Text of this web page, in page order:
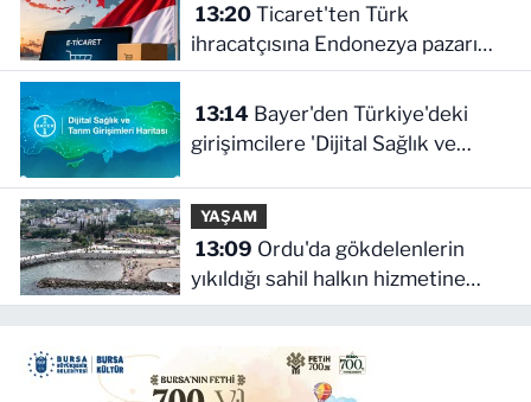
13:20Ticaret'ten Türk
ihracatçısına Endonezya pazarı
rehberi
13:14Bayer'den Türkiye'deki
girişimcilere 'Dijital Sağlık ve
YAŞAM
13:09
yıkıldığı sahil halkın hizmetine
açıldı